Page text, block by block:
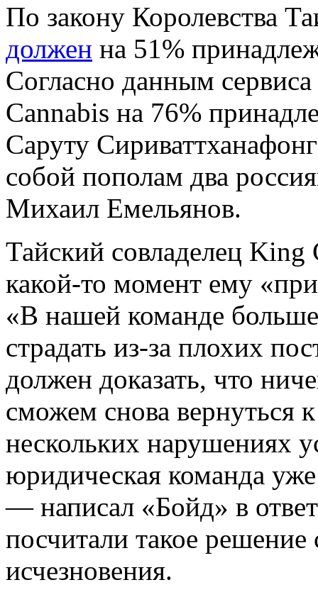
По закону Королевства
должен на 51%
Согласно данным
Cannabis на 76%
Саруту
собой пополам два
Михаил Емельянов.
Тайский совладелец King
какой-то момент ему
«В нашей команде
страдать из-за плохих
должен доказать, что
сможем снова вернуться
нескольких нарушениях
юридическая команда
— написал «Бойд» в
посчитали такое
исчезновения.